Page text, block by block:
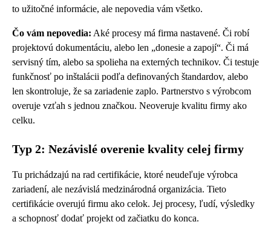
to užitočné informácie, ale nepovedia vám všetko.
Čo vám nepovedia: Aké procesy má firma nastavené. Či robí
projektovú dokumentáciu, alebo len „donesie a zapojí“. Či má
servisný tím, alebo sa spolieha na externých technikov. Či testuje
funkčnosť po inštalácii podľa definovaných štandardov, alebo
len skontroluje, že sa zariadenie zaplo. Partnerstvo s výrobcom
overuje vzťah s jednou značkou. Neoveruje kvalitu firmy ako
celku.
Typ 2: Nezávislé overenie kvality celej firmy
Tu prichádzajú na rad certifikácie, ktoré neudeľuje výrobca
zariadení, ale nezávislá medzinárodná organizácia. Tieto
certifikácie overujú firmu ako celok. Jej procesy, ľudí, výsledky
a schopnosť dodať projekt od začiatku do konca.